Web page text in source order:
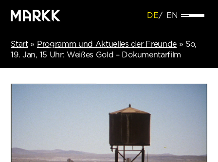
DE EN
Start» Programm und Aktuelles der Freunde» So,
19. Jan, 15 Uhr: Weißes Gold – Dokumentarfilm